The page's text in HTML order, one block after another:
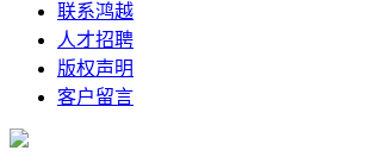
联系鸿越
人才招聘
版权声明
客户留言